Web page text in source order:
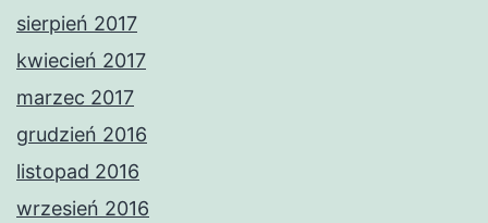
sierpień 2017
kwiecień 2017
marzec 2017
grudzień 2016
listopad 2016
wrzesień 2016